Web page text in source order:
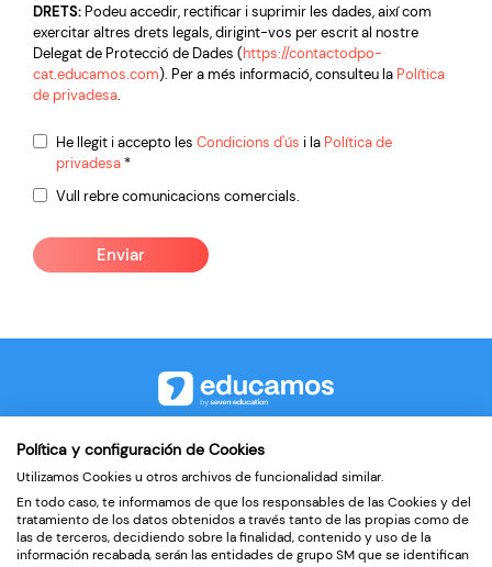
DRETS: Podeu accedir, rectificar i suprimir les dades, així com
exercitar altres drets legals, dirigint-vos per escrit al nostre
Delegat de Protecció de Dades (https://contactodpo-
cat.educamos.com). Per a més informació, consulteu la Política
de privadesa.
Condiciones
He llegit i accepto les Condicions d'ús i la Política de
privadesa *
Comunicaciones
Vull rebre comunicacions comercials.
Contacte
Política de privadesa
Condicions d’ús
Política y configuración de Cookies
Utilizamos Cookies u otros archivos de funcionalidad similar.
En todo caso, te informamos de que los responsables de las Cookies y del
tratamiento de los datos obtenidos a través tanto de las propias como de
las de terceros, decidiendo sobre la finalidad, contenido y uso de la
información recabada, serán las entidades de grupo SM que se identifican